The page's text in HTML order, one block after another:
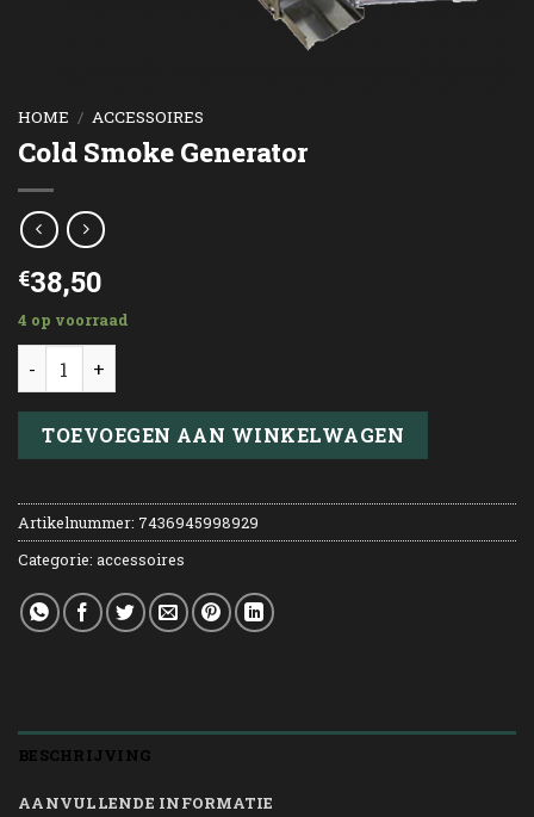
HOME / ACCESSOIRES
Cold Smoke Generator
€38,50
4 op voorraad
Cold Smoke Generator aantal
TOEVOEGEN AAN WINKELWAGEN
Artikelnummer: 7436945998929
Categorie: accessoires
BESCHRIJVING
AANVULLENDE INFORMATIE